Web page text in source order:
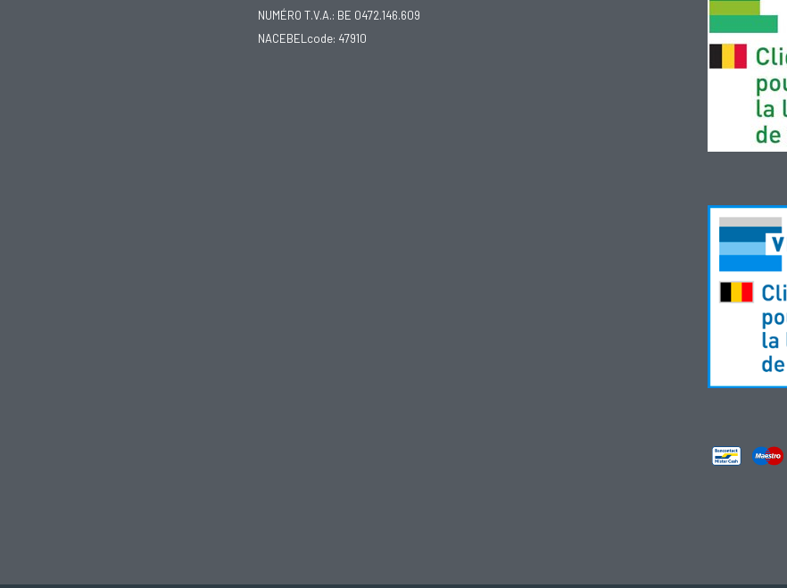
NUMÉRO T.V.A.: BE 0472.146.609
NACEBELcode: 47910